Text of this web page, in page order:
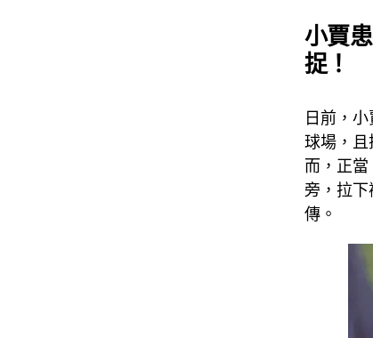
小賈
捉！
日前，
球場，且
而，正
旁，拉
傳。